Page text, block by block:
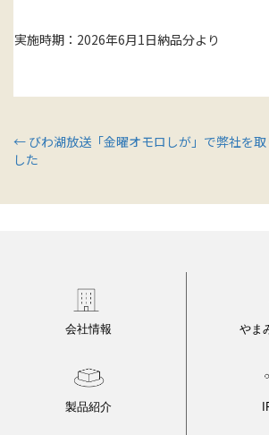
実施時期：2026年6月1日納品分より
← びわ湖放送「金曜オモロしが」で弊社を
した
会社情報 やま
製品紹介